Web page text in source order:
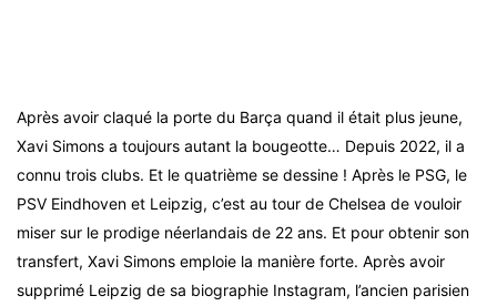
Après avoir claqué la porte du Barça quand il était plus jeune,
Xavi Simons a toujours autant la bougeotte… Depuis 2022, il a
connu trois clubs. Et le quatrième se dessine ! Après le PSG, le
PSV Eindhoven et Leipzig, c’est au tour de Chelsea de vouloir
miser sur le prodige néerlandais de 22 ans. Et pour obtenir son
transfert, Xavi Simons emploie la manière forte. Après avoir
supprimé Leipzig de sa biographie Instagram, l’ancien parisien